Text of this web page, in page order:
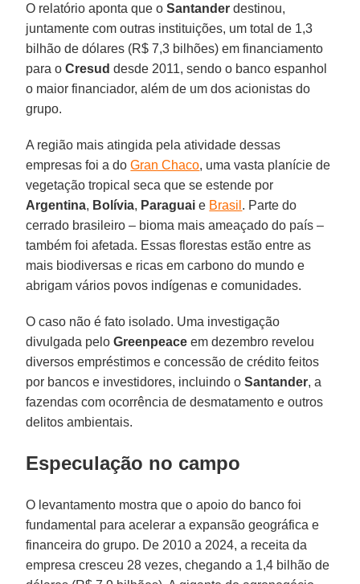
O relatório aponta que oSantander destinou,
juntamente com outras instituições, um total de 1,3
bilhão de dólares (R$ 7,3 bilhões) em financiamento
para oCresud desde 2011, sendo o banco espanhol
o maior financiador, além de um dos acionistas do
grupo.
A região mais atingida pela atividade dessas
empresas foi a doGran Chaco, uma vasta planície de
vegetação tropical seca que se estende por
Argentina, Bolívia, Paraguai e Brasil . Parte do
cerrado brasileiro – bioma mais ameaçado do país –
também foi afetada. Essas florestas estão entre as
mais biodiversas e ricas em carbono do mundo e
abrigam vários povos indígenas e comunidades.
O caso não é fato isolado. Uma investigação
divulgada peloGreenpeace em dezembro revelou
diversos empréstimos e concessão de crédito feitos
por bancos e investidores, incluindo oSantander, a
fazendas com ocorrência de desmatamento e outros
delitos ambientais.
Especulação no campo
O levantamento mostra que o apoio do banco foi
fundamental para acelerar a expansão geográfica e
financeira do grupo. De 2010 a 2024, a receita da
empresa cresceu 28 vezes, chegando a 1,4 bilhão de